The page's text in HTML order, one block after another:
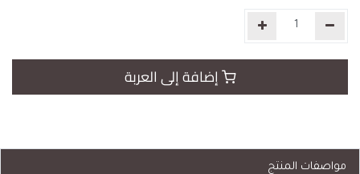
إضافة إلى العربة
مواصفات المنتج